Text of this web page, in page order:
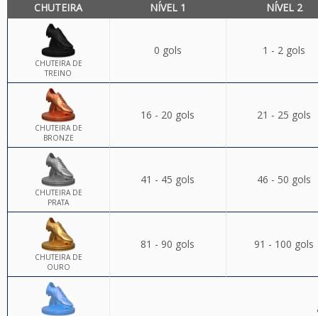
CHUTEIRA NÍVEL 1 NÍVEL 2
CHUTEIRA DE
TREINO
0 gols 1 - 2 gols
CHUTEIRA DE
BRONZE
16 - 20 gols 21 - 25 gols
CHUTEIRA DE
PRATA
41 - 45 gols 46 - 50 gols
CHUTEIRA DE
OURO
81 - 90 gols 91 - 100 gols